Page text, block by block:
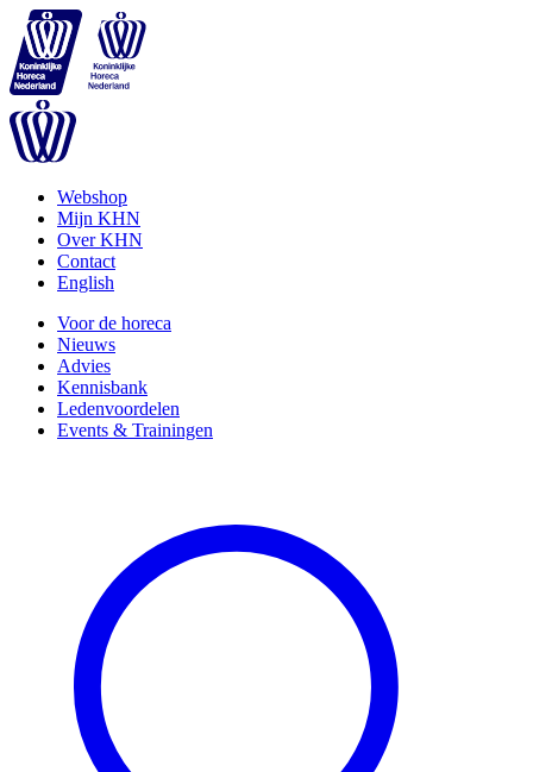
Webshop
Mijn KHN
Over KHN
Contact
English
Voor de horeca
Nieuws
Advies
Kennisbank
Ledenvoordelen
Events & Trainingen